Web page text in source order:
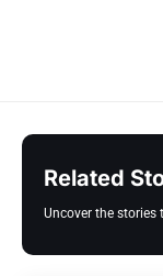
Related
Uncover the stories